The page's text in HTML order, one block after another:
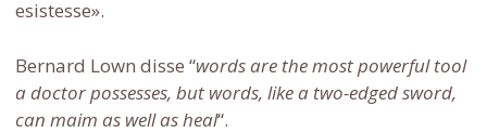
esistesse».
Bernard Lown disse “words are the most powerful tool
a doctor possesses, but words, like a two-edged sword,
can maim as well as heal“.